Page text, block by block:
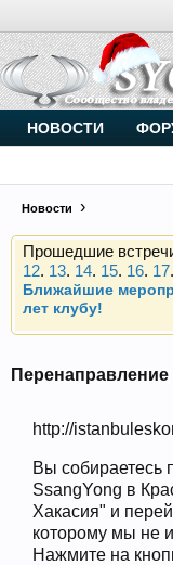
Новости
Внимание, новые
Основное
Присоединяйтесь.
Чип-
12.13.14.15.16.17
Ближайшие
лет клубу!
Внимание, новые
Основное
Чип-
Прошедшие
12.13.14 .15. 16.17
Ближайшие
лет клубу!
http://
Вы собираетесь
SsangYong в
Хакасия" и
которому мы не
Нажмите на
НОВОСТИ